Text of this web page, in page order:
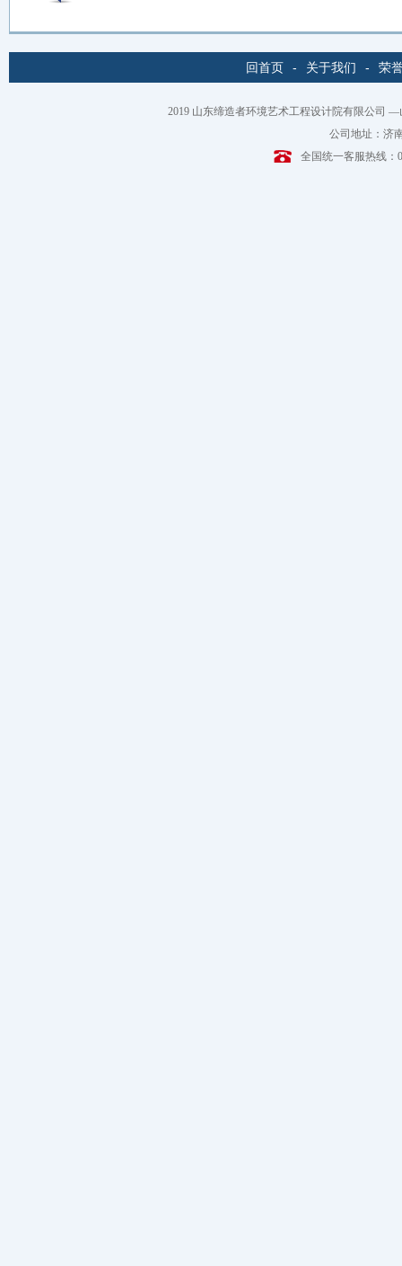
回首页 - 关于我们 - 荣
2019 山东缔造者环境艺术工程设计院有限公司 —
公司地址：济
全国统一客服热线：